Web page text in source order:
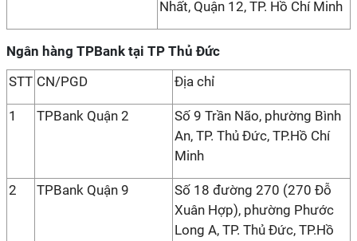
Nhất, Quận 12, TP. Hồ Chí Minh
Ngân hàng TPBank tại TP Thủ Đức
STT CN/PGD Địa chỉ
1 TPBank Quận 2
Số 9 Trần Não, phường Bình
An, TP. Thủ Đức, TP.Hồ Chí
Minh
2 TPBank Quận 9
Số 18 đường 270 (270 Đỗ
Xuân Hợp), phường Phước
Long A, TP. Thủ Đức, TP.Hồ